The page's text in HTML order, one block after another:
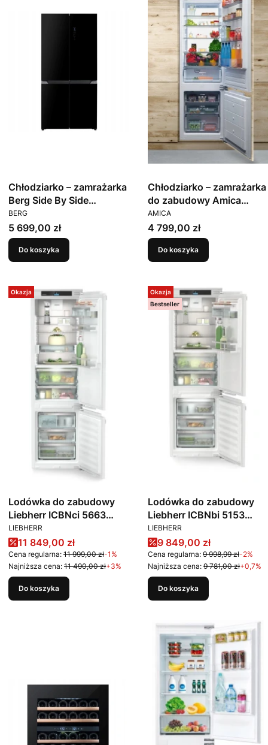
Chłodziarko – zamrażarka
Berg Side By Side
CZW190NBG03 190 cm
PRODUCENT
BERG
Cena
5 699,00 zł
Do koszyka
Chłodziarko – zamrażarka
do zabudowy Amica
BK3717.5FZNBk STUDIO
Szerokość 75 cm
PRODUCENT
AMICA
Cena
4 799,00 zł
Do koszyka
Okazja
Lodówka do zabudowy
Liebherr ICBNci 5663
Prime BioFresh NoFrost
PRODUCENT
LIEBHERR
Cena promocyjna
11 849,00 zł
Cena regularna: 11 999,00 zł-1%
Najniższa cena: 11 490,00 zł+3%
Do koszyka
Okazja
Bestseller
Lodówka do zabudowy
Liebherr ICBNbi 5153
Prime BioFresh NoFrost
PRODUCENT
LIEBHERR
Cena promocyjna
9 849,00 zł
Cena regularna: 9 998,99 zł-2%
Najniższa cena: 9 781,00 zł+0,7%
Do koszyka